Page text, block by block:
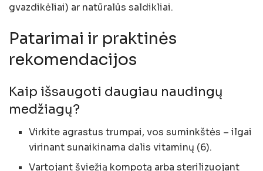
gvazdikėliai) ar natūralūs saldikliai.
Patarimai ir praktinės
rekomendacijos
Kaip išsaugoti daugiau naudingų
medžiagų?
Virkite agrastus trumpai, vos suminkštės – ilgai
virinant sunaikinama dalis vitaminų (6).
Vartojant šviežią kompotą arba sterilizuojant